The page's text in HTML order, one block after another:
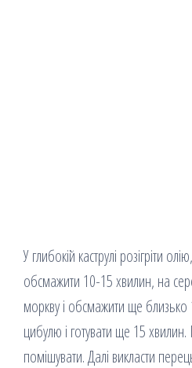
У глибокій каструлі розігріти
обсмажити 10-15 хвилин, на
моркву і обсмажити ще близько
цибулю і готувати ще 15
помішувати. Далі викласти